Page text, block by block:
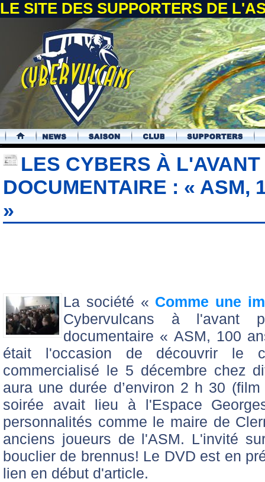
LE SITE DES SUPPORTERS DE
.
LES CYBERS À
DOCUMENTAIRE : « ASM,
»
La société « Comme une
Cybervulcans à l'avant
documentaire « ASM, 100
était l'occasion de découvrir le
commercialisé le 5 décembre chez
aura une durée d’environ 2 h 30
soirée avait lieu à l'Espace
personnalités comme le maire de
anciens joueurs de l'ASM. L'invité
bouclier de brennus! Le DVD est en
lien en début d'article.